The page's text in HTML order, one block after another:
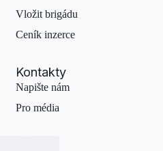
Vložit brigádu
Ceník inzerce
Kontakty
Napište nám
Pro média